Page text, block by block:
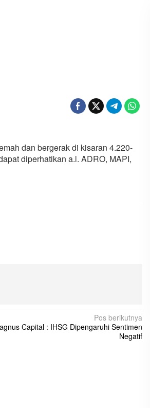
dan bergerak di kisaran 4.220-
diperhatikan a.l. ADRO, MAPI,
Pos berikutnya
Capital : IHSG Dipengaruhi Sentimen
Negatif